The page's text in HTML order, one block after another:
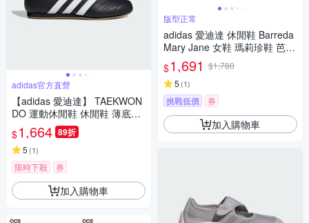
adidas官方直營
【adidas 愛迪達】 TAEKWON
DO 運動休閒鞋 休閒鞋 薄底鞋
男鞋/女鞋 - Originals JS1193
$1,664 89折
5 (1)
限時下殺 券
加入購物車
版型正常
adidas 愛迪達 休閒鞋 Barreda
Mary Jane 女鞋 瑪莉珍鞋 芭蕾
風 銀 薄底 HP3520
$1,691 $1,780
5 (1)
挑戰低價 券
加入購物車